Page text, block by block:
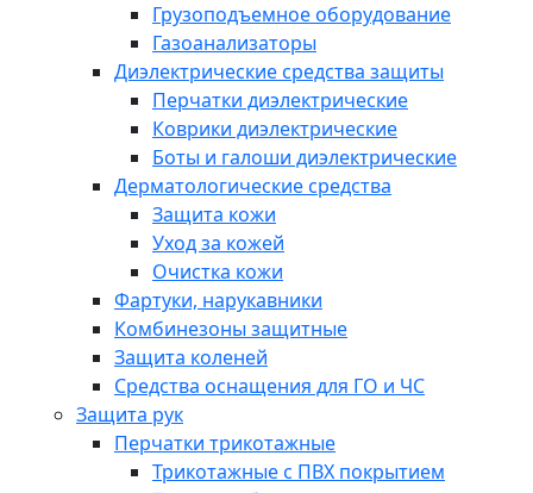
Грузоподъемное оборудование
Газоанализаторы
Диэлектрические средства защиты
Перчатки диэлектрические
Коврики диэлектрические
Боты и галоши диэлектрические
Дерматологические средства
Защита кожи
Уход за кожей
Очистка кожи
Фартуки, нарукавники
Комбинезоны защитные
Защита коленей
Средства оснащения для ГО и ЧС
Защита рук
Перчатки трикотажные
Трикотажные с ПВХ покрытием